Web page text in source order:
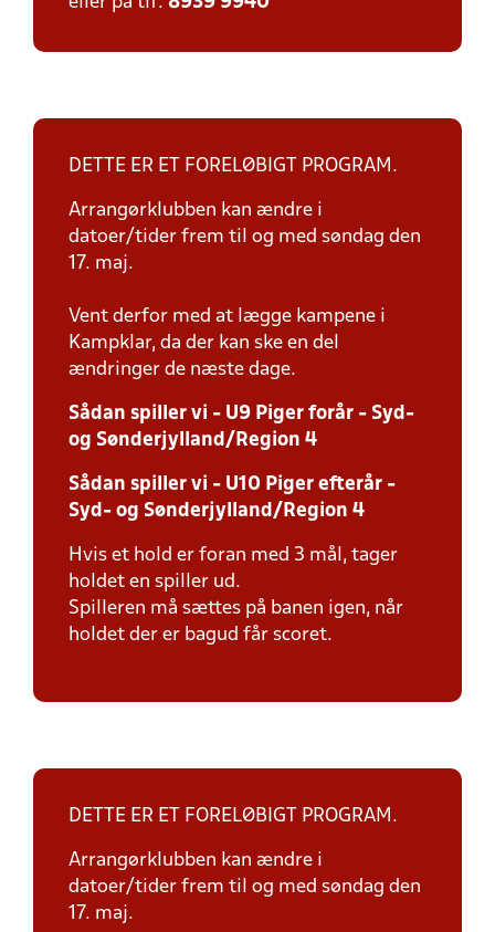
DETTE ER ET FORELØBIGT PROGRAM.
Arrangørklubben kan ændre i
datoer/tider frem til og med søndag den
17. maj.
Vent derfor med at lægge kampene i
Kampklar, da der kan ske en del
ændringer de næste dage.
Sådan spiller vi - U9 Piger forår - Syd-
og Sønderjylland/Region 4
Sådan spiller vi - U10 Piger efterår -
Syd- og Sønderjylland/Region 4
Hvis et hold er foran med 3 mål, tager
holdet en spiller ud.
Spilleren må sættes på banen igen, når
holdet der er bagud får scoret.
DETTE ER ET FORELØBIGT PROGRAM.
Arrangørklubben kan ændre i
datoer/tider frem til og med søndag den
17. maj.